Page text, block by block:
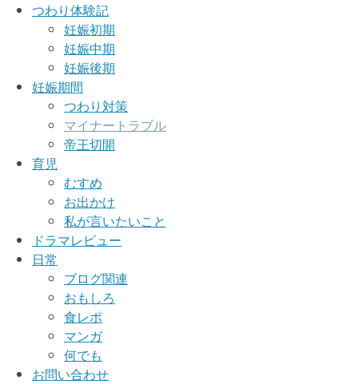
つわり体験記
妊娠初期
妊娠中期
妊娠後期
妊娠期間
つわり対策
マイナートラブル
帝王切開
育児
むすめ
お出かけ
私が言いたいこと
ドラマレビュー
日常
ブログ関連
おもしろ
食レポ
マンガ
何でも
お問い合わせ